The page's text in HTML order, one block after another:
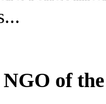
NGO of